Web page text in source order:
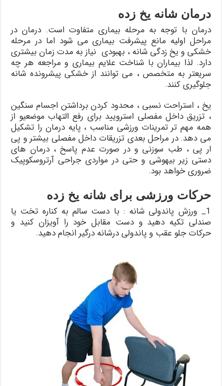
درمان شانه یخ زده
درمان با توجه به مرحله بیماری متفاوت است. درمان در
مراحل اولیه مانع پیشرفت بیماری می شود اما در مرحله
خشکی و یخ زدگی شانه ، بهبودی نیاز به مدت زمان بیشتری
دارد. لذا بیماران با شناخت علایم بیماری و مراجعه هر چه
سریعتر به متخصص ، می توانند از خشکی پیشرونده شانه
جلوگیری کنند.
یخ ، استراحت نسبی ، محدود کردن برداشتن اجسام سنگین
، تزریق داخل مفصلی استرویید برای رفع التهاب موضعیو از
همه مهم تر تمرینات ورزشی مناسب ، پایه درمان را تشکیل
می دهد. در مراحل بعدی تزریقات داخل مفصلی بیشتر و پی
ار پی ، طب سوزنی و در صورت عدم پاسخ ، درمان های
دستی زیر بیهوشی و حتی در مواردی جراحی آرتروسکوپیک
ضروری خواهد بود.
حرکات ورزشی برای شانه یخ زده
1_ ورزش پاندولی شانه : با دست سالم به کناره تخت یا
صندلی تکیه دهید و دست مقابل خود را آویزان کنید و
حرکات جلو عقب و پاندولی درشانه درگیر انجام دهید.